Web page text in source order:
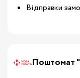
Відправки
Поштомат